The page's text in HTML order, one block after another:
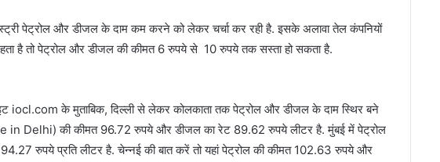
पेट्रोल और डीजल के दाम कम करने को लेकर चर्चा कर रही है. इसके अलावा तेल कंपनियों
है तो पेट्रोल और डीजल की कीमत 6 रुपये से 10 रुपये तक सस्‍ता हो सकता है.
iocl.com के मुताबिक, दिल्‍ली से लेकर कोलकाता तक पेट्रोल और डीजल के दाम स्थिर बने
in Delhi) की कीमत 96.72 रुपये और डीजल का रेट 89.62 रुपये लीटर है. मुंबई में पेट्रोल
रुपये प्रति लीटर है. चेन्नई की बात करें तो यहां पेट्रोल की कीमत 102.63 रुपये और